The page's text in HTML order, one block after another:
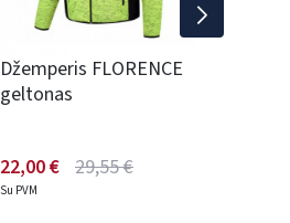
Džemperis FLORENCE
geltonas
22,00 € 29,55 €
Su PVM